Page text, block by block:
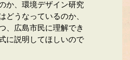
か、環境デザイン研究
どうなっているのか、
、広島市民に理解でき
に説明してほしいので